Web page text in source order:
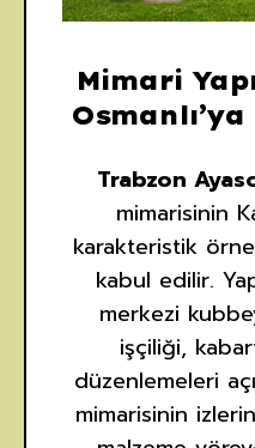
Mimari
Trabzon
mimarisinin
karakteristik
kabul edilir.
merkezi
işçiliği,
düzenlemeleri
mimarisinin